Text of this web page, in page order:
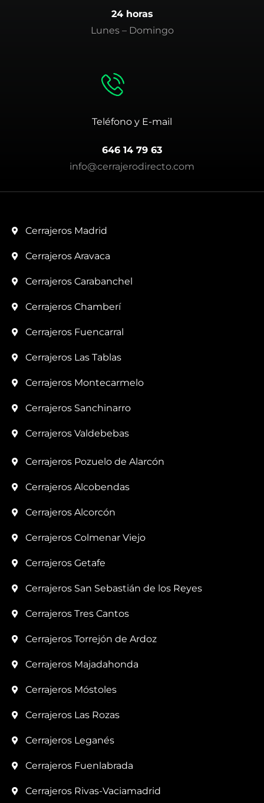
24 horas
Lunes – Domingo
Teléfono y E-mail
646 14 79 63
info@cerrajerodirecto.com
Cerrajeros Madrid
Cerrajeros Aravaca
Cerrajeros Carabanchel
Cerrajeros Chamberí
Cerrajeros Fuencarral
Cerrajeros Las Tablas
Cerrajeros Montecarmelo
Cerrajeros Sanchinarro
Cerrajeros Valdebebas
Cerrajeros Pozuelo de Alarcón
Cerrajeros Alcobendas
Cerrajeros Alcorcón
Cerrajeros Colmenar Viejo
Cerrajeros Getafe
Cerrajeros San Sebastián de los Reyes
Cerrajeros Tres Cantos
Cerrajeros Torrejón de Ardoz
Cerrajeros Majadahonda
Cerrajeros Móstoles
Cerrajeros Las Rozas
Cerrajeros Leganés
Cerrajeros Fuenlabrada
Cerrajeros Rivas-Vaciamadrid